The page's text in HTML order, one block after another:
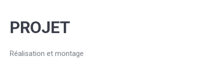
PROJET
Réalisation et montage